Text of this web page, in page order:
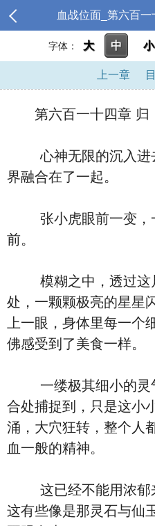
血战位面_第六百一
字体： 大 中 小
上一章
第六百一十四章 归
心神无限的沉入进
界融合在了一起。
张小虎眼前一变，
前。
模糊之中，透过这
处，一颗颗极亮的星星
上一眼，身体里每一个
佛感受到了美食一样。
一缕极其细小的灵
合处捕捉到，只是这小
涌，大穴狂转，整个人
血一般的精神。
这已经不能用浓郁来
这有些像是那灵石与仙